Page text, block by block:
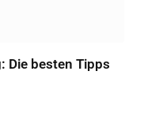
Die besten Tipps